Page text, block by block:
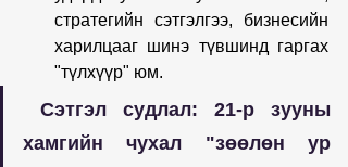
стратегийн сэтгэлгээ, бизнесийн
харилцааг шинэ түвшинд гаргах
"түлхүүр" юм.
Сэтгэл судлал: 21-р зууны
хамгийн чухал "зөөлөн ур